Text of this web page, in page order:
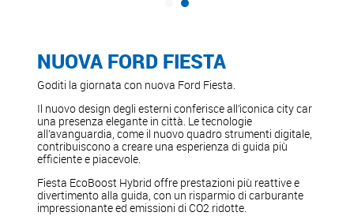
NUOVA FORD FIESTA
Goditi la giornata con nuova Ford Fiesta.
Il nuovo design degli esterni conferisce all’iconica city car
una presenza elegante in città. Le tecnologie
all’avanguardia, come il nuovo quadro strumenti digitale,
contribuiscono a creare una esperienza di guida più
efficiente e piacevole.
Fiesta EcoBoost Hybrid offre prestazioni più reattive e
divertimento alla guida, con un risparmio di carburante
impressionante ed emissioni di CO2 ridotte.